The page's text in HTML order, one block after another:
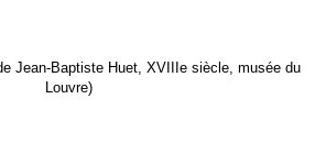
Jean-Baptiste Huet, XVIIIe siècle, musée du
Louvre)